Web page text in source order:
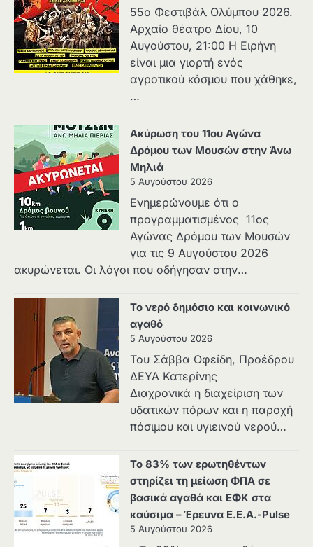
55ο Φεστιβάλ Ολύμπου 2026.
Αρχαίο θέατρο Δίου, 10
Αυγούστου, 21:00 H Ειρήνη
είναι μια γιορτή ενός
αγροτικού κόσμου που χάθηκε,
…
Ακύρωση του 11ου Αγώνα
Δρόμου των Μουσών στην Άνω
Μηλιά
5 Αυγούστου 2026
Ενημερώνουμε ότι ο
προγραμματισμένος 11ος
Αγώνας Δρόμου των Μουσών
για τις 9 Αυγούστου 2026
ακυρώνεται. Οι λόγοι που οδήγησαν στην…
Το νερό δημόσιο και κοινωνικό
αγαθό
5 Αυγούστου 2026
Του Σάββα Οφείδη, Προέδρου
ΔΕΥΑ Κατερίνης
Διαχρονικά η διαχείριση των
υδατικών πόρων και η παροχή
πόσιμου και υγιεινού νερού…
Το 83% των ερωτηθέντων
στηρίζει τη μείωση ΦΠΑ σε
βασικά αγαθά και ΕΦΚ στα
καύσιμα – Έρευνα Ε.Ε.Α.-Pulse
5 Αυγούστου 2026